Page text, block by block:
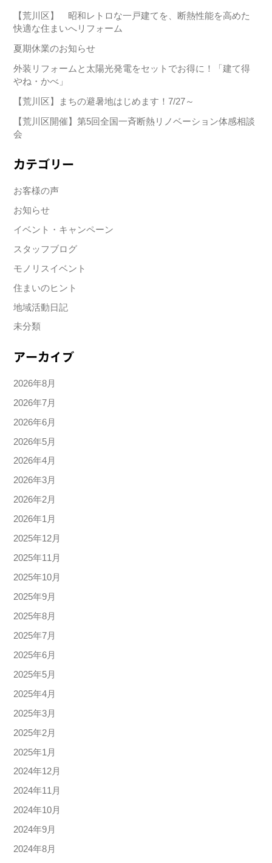
【荒川区】 昭和レトロな一戸建てを、断熱性能を高めた
快適な住まいへリフォーム
夏期休業のお知らせ
外装リフォームと太陽光発電をセットでお得に！「建て得
やね・かべ」
【荒川区】まちの避暑地はじめます！7/27～
【荒川区開催】第5回全国一斉断熱リノベーション体感相談
会
カテゴリー
お客様の声
お知らせ
イベント・キャンペーン
スタッフブログ
モノリスイベント
住まいのヒント
地域活動日記
未分類
アーカイブ
2026年8月
2026年7月
2026年6月
2026年5月
2026年4月
2026年3月
2026年2月
2026年1月
2025年12月
2025年11月
2025年10月
2025年9月
2025年8月
2025年7月
2025年6月
2025年5月
2025年4月
2025年3月
2025年2月
2025年1月
2024年12月
2024年11月
2024年10月
2024年9月
2024年8月